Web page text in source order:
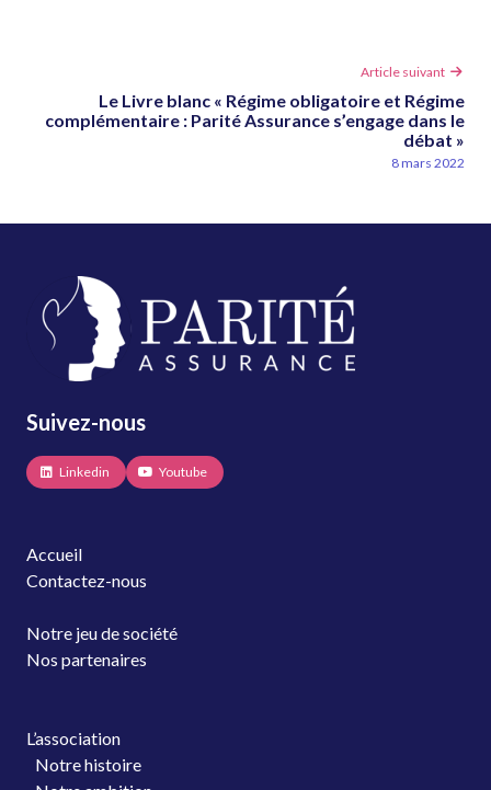
Article
:
Article suivant
Le Livre blanc « Régime obligatoire et Régime
complémentaire : Parité Assurance s’engage dans le
débat »
8 mars 2022
Suivez-nous
Linkedin Youtube
Accueil
Contactez-nous
Notre jeu de société
Nos partenaires
L’association
Notre histoire